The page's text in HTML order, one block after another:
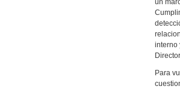
interno
Para